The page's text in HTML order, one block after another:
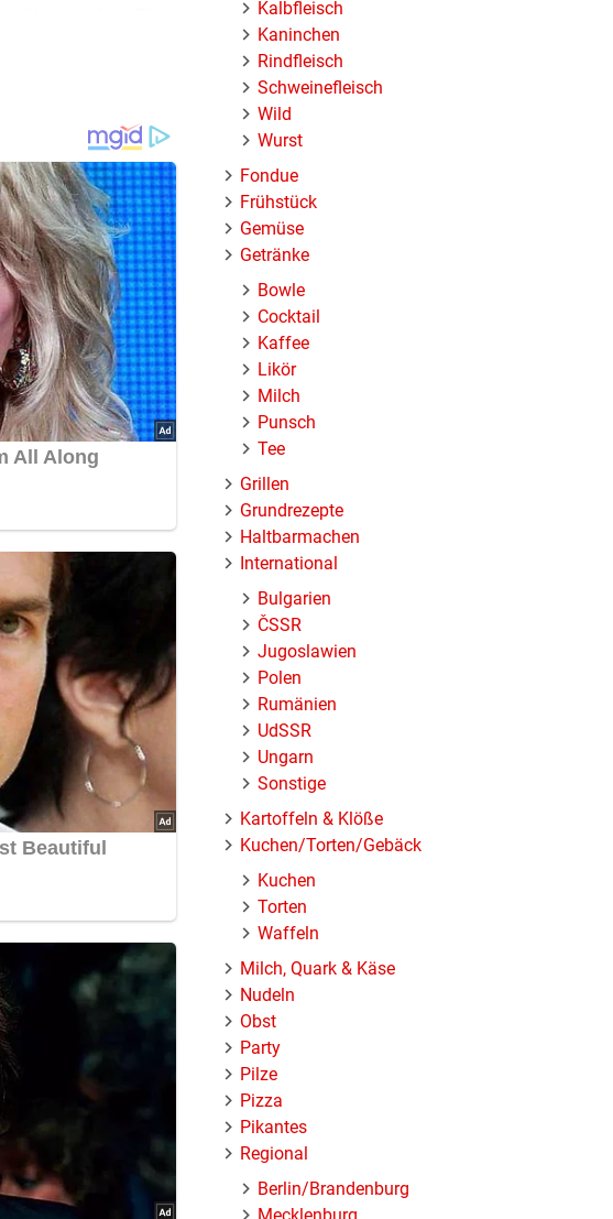
mit feiner
Kalbfleisch
Kaninchen
Rindfleisch
Schweinefleisch
Wild
Wurst
Fondue
Frühstück
Gemüse
Getränke
Bowle
Cocktail
Kaffee
Likör
Milch
Punsch
Tee
Grillen
Grundrezepte
Haltbarmachen
International
Bulgarien
ČSSR
Jugoslawien
Polen
Rumänien
UdSSR
Ungarn
Sonstige
Kartoffeln & Klöße
Kuchen/Torten/Gebäck
Kuchen
Torten
Waffeln
Milch, Quark & Käse
Nudeln
Obst
Party
Pilze
Pizza
Pikantes
Regional
Berlin/Brandenburg
Mecklenburg